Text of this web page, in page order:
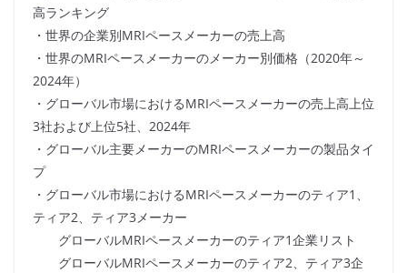
高ランキング
・世界の企業別MRIペースメーカーの売上高
・世界のMRIペースメーカーのメーカー別価格（2020年～
2024年）
・グローバル市場におけるMRIペースメーカーの売上高上位
3社および上位5社、2024年
・グローバル主要メーカーのMRIペースメーカーの製品タイ
プ
・グローバル市場におけるMRIペースメーカーのティア1、
ティア2、ティア3メーカー
グローバルMRIペースメーカーのティア1企業リスト
グローバルMRIペースメーカーのティア2、ティア3企